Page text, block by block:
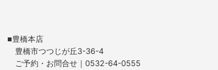
■豊橋本店
豊橋市つつじが丘3-36-4
ご予約・お問合せ｜0532-64-0555